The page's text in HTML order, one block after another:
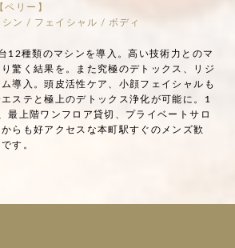
リー】
ン / フェイシャル / ボディ
12種類のマシンを導入。高い技術力とのマ
驚く結果を。また究極のデトックス、リジ
導入。頭皮活性ケア、小顔フェイシャルも
ステと極上のデトックス浄化が可能に。1
最上階ワンフロア貸切、プライベートサロ
らも好アクセスな本町駅すぐのメンズ歓
す。